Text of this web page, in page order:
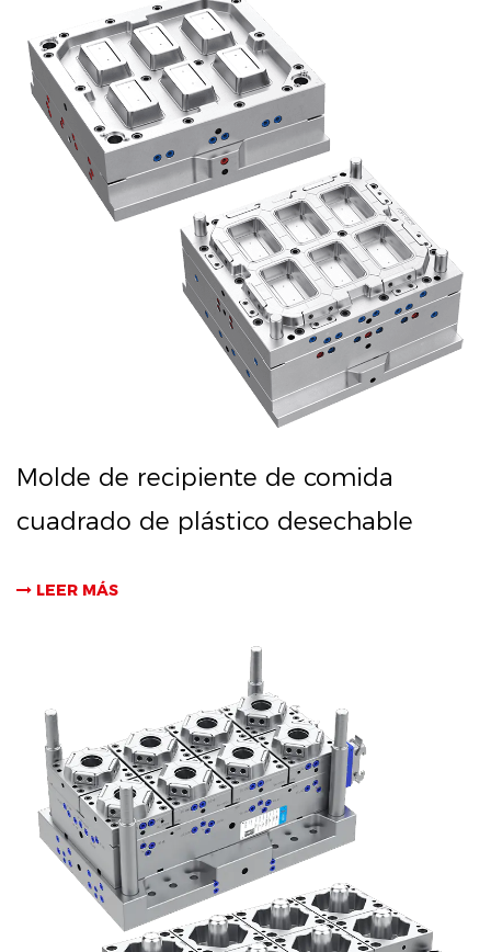
Molde de recipiente de comida
cuadrado de plástico desechable
LEER MÁS